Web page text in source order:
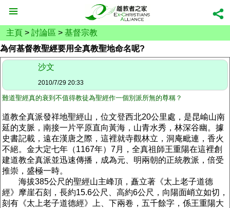
主頁 > 討論區 > 基督宗教
為何基督教聖經要用全真教聖地命名呢?
沙文
2010/7/29 20:33
難道聖經真的衰到不值得教徒為聖經作一個別派所無的尊稱？
道教全真派發祥地聖經山，位文登西北20公里處，是昆崳山南
延的支脈，南接一片平原直向黃海，山青水秀，林深谷幽。據
史書記載，遠在漢唐之際，這裡就寺觀林立，洞庵毗連，香火
不絕。金大定七年（1167年）7月，全真祖師王重陽在這裡創
建道教全真派並迅速傳播，成為元、明兩朝的正統教派，倍受
推崇，盛極一時。
海拔385公尺的聖經山主峰頂，矗立著《太上老子道德
經》摩崖石刻，長約15.6公尺、高約6公尺，向陽面峭立如切，
刻有《太上老子道德經》上、下兩卷，五千餘字，係王重陽大